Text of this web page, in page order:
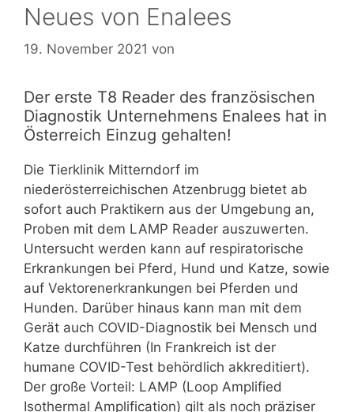
Neues von Enalees
19. November 2021 von
Der erste T8 Reader des französischen
Diagnostik Unternehmens Enalees hat in
Österreich Einzug gehalten!
Die Tierklinik Mitterndorf im
niederösterreichischen Atzenbrugg bietet ab
sofort auch Praktikern aus der Umgebung an,
Proben mit dem LAMP Reader auszuwerten.
Untersucht werden kann auf respiratorische
Erkrankungen bei Pferd, Hund und Katze, sowie
auf Vektorenerkrankungen bei Pferden und
Hunden. Darüber hinaus kann man mit dem
Gerät auch COVID-Diagnostik bei Mensch und
Katze durchführen (In Frankreich ist der
humane COVID-Test behördlich akkreditiert).
Der große Vorteil: LAMP (Loop Amplified
Isothermal Amplification) gilt als noch präziser